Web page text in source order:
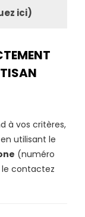
ici)
à vos critères,
utilisant le
(numéro
contactez